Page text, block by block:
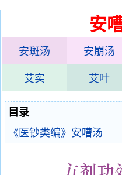
安
安斑汤 安崩汤
艾实 艾叶
目录
《医钞类编》安嘈汤